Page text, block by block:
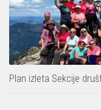
Plan izleta Sekcije